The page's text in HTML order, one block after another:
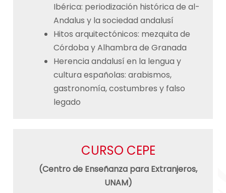
Ibérica: periodización histórica de al-
Andalus y la sociedad andalusí
Hitos arquitectónicos: mezquita de
Córdoba y Alhambra de Granada
Herencia andalusí en la lengua y
cultura españolas: arabismos,
gastronomía, costumbres y falso
legado
CURSO CEPE
(Centro de Enseñanza para Extranjeros,
UNAM)